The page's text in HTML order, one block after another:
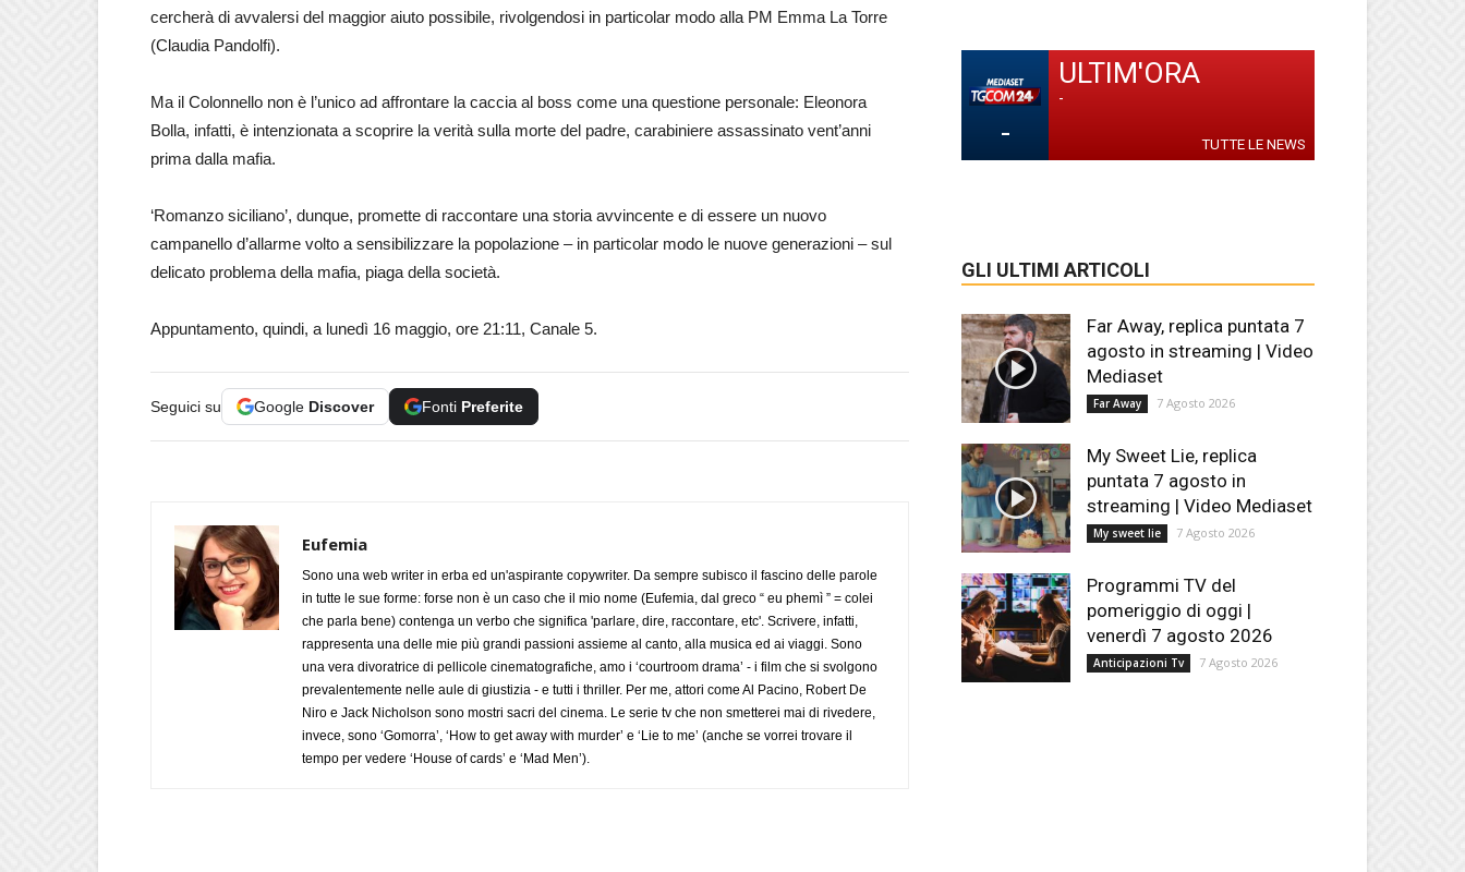
cercherà di avvalersi del maggior aiuto possibile, rivolgendosi in particolar modo alla PM Emma La Torre
(Claudia Pandolfi).
Ma il Colonnello non è l’unico ad affrontare la caccia al boss come una questione personale: Eleonora
Bolla, infatti, è intenzionata a scoprire la verità sulla morte del padre, carabiniere assassinato vent’anni
prima dalla mafia.
‘Romanzo siciliano’, dunque, promette di raccontare una storia avvincente e di essere un nuovo
campanello d’allarme volto a sensibilizzare la popolazione – in particolar modo le nuove generazioni – sul
delicato problema della mafia, piaga della società.
Appuntamento, quindi, a lunedì 16 maggio, ore 21:11, Canale 5.
Seguici su Google Discover Fonti Preferite
Eufemia
Sono una web writer in erba ed un'aspirante copywriter. Da sempre subisco il fascino delle parole
in tutte le sue forme: forse non è un caso che il mio nome (Eufemia, dal greco “ eu phemì ” = colei
che parla bene) contenga un verbo che significa 'parlare, dire, raccontare, etc'. Scrivere, infatti,
rappresenta una delle mie più grandi passioni assieme al canto, alla musica ed ai viaggi. Sono
una vera divoratrice di pellicole cinematografiche, amo i ‘courtroom drama’ - i film che si svolgono
prevalentemente nelle aule di giustizia - e tutti i thriller. Per me, attori come Al Pacino, Robert De
Niro e Jack Nicholson sono mostri sacri del cinema. Le serie tv che non smetterei mai di rivedere,
invece, sono ‘Gomorra’, ‘How to get away with murder’ e ‘Lie to me’ (anche se vorrei trovare il
tempo per vedere ‘House of cards’ e ‘Mad Men’).
-
ULTIM'ORA
-
TUTTE LE NEWS
GLI ULTIMI ARTICOLI
Far Away, replica puntata 7
agosto in streaming | Video
Mediaset
Far Away 7 Agosto 2026
My Sweet Lie, replica
puntata 7 agosto in
streaming | Video Mediaset
My sweet lie 7 Agosto 2026
Programmi TV del
pomeriggio di oggi |
venerdì 7 agosto 2026
Anticipazioni Tv 7 Agosto 2026